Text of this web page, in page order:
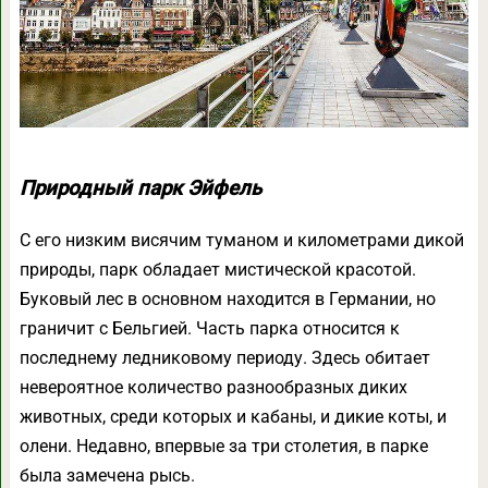
Природный парк Эйфель
С его низким висячим туманом и километрами дикой
природы, парк обладает мистической красотой.
Буковый лес в основном находится в Германии, но
граничит с Бельгией. Часть парка относится к
последнему ледниковому периоду. Здесь обитает
невероятное количество разнообразных диких
животных, среди которых и кабаны, и дикие коты, и
олени. Недавно, впервые за три столетия, в парке
была замечена рысь.